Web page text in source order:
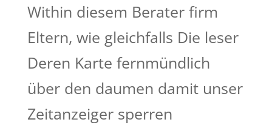
Within diesem Berater firm
Eltern, wie gleichfalls Die leser
Deren Karte fernmündlich
über den daumen damit unser
Zeitanzeiger sperren